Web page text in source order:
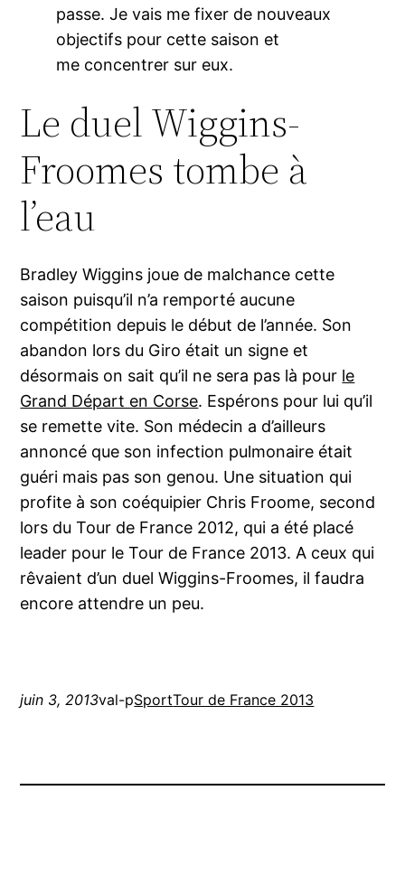
passe. Je vais me fixer de nouveaux
objectifs pour cette saison et
me concentrer sur eux.
Le duel Wiggins-
Froomes tombe à
l’eau
Bradley Wiggins joue de malchance cette
saison puisqu’il n’a remporté aucune
compétition depuis le début de l’année. Son
abandon lors du Giro était un signe et
désormais on sait qu’il ne sera pas là pour le
Grand Départ en Corse. Espérons pour lui qu’il
se remette vite. Son médecin a d’ailleurs
annoncé que son infection pulmonaire était
guéri mais pas son genou. Une situation qui
profite à son coéquipier Chris Froome, second
lors du Tour de France 2012, qui a été placé
leader pour le Tour de France 2013. A ceux qui
rêvaient d’un duel Wiggins-Froomes, il faudra
encore attendre un peu.
juin 3, 2013val-pSportTour de France 2013